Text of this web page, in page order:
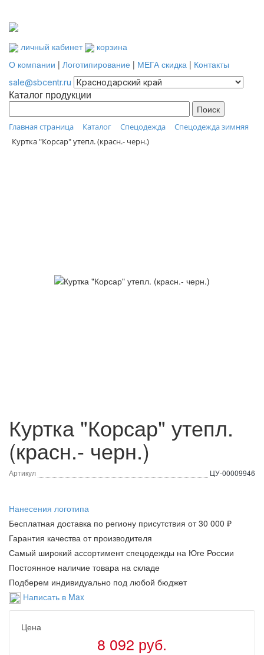
личный кабинет
корзина
О компании | Логотипирование | МЕГА скидка | Контакты
sale@sbcentr.ru
Каталог продукции
Главная страница Каталог Спецодежда
Спецодежда зимняя
Куртка "Корсар" утепл. (красн.- черн.)
Куртка "Корсар" утепл.
(красн.- черн.)
Артикул ЦУ-00009946
Нанесения логотипа
Бесплатная доставка по региону присутствия от 30 000 ₽
Гарантия качества от производителя
Самый широкий ассортимент спецодежды на Юге России
Постоянное наличие товара на складе
Подберем индивидуально под любой бюджет
Написать в Max
Цена
8 092 руб.